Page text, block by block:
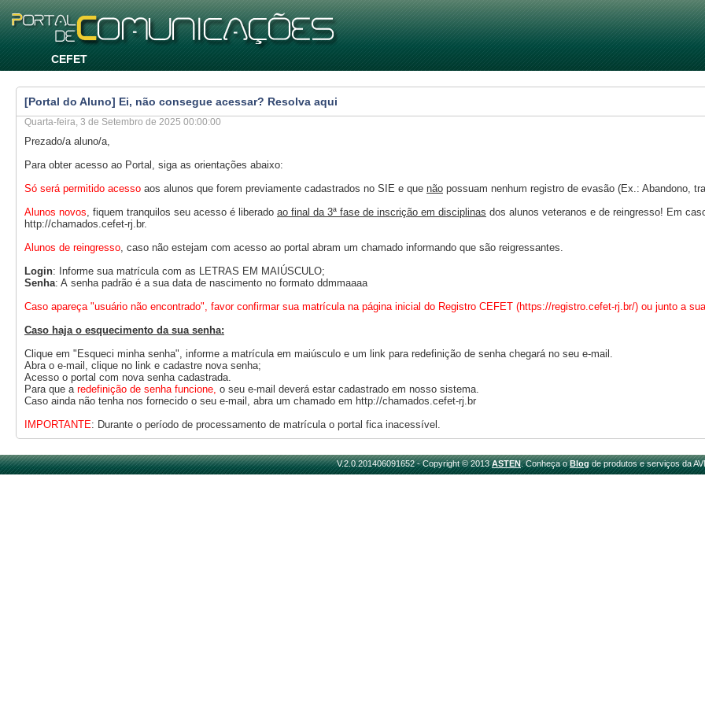
CEFET
[Portal do Aluno] Ei, não consegue acessar? Resolva aqui
Quarta-feira, 3 de Setembro de 2025 00:00:00
Prezado/a aluno/a,
Para obter acesso ao Portal, siga as orientações abaixo:
Só será permitido acesso aos alunos que forem previamente cadastrados no SIE e que não possuam nenhum registro de evasão (Ex.: Abandono,
Alunos novos, fiquem tranquilos seu acesso é liberado ao final da 3ª fase de inscrição em disciplinas dos alunos veteranos e de reingresso! Em
http://chamados.cefet-rj.br.
Alunos de reingresso, caso não estejam com acesso ao portal abram um chamado informando que são reigressantes.
Login: Informe sua matrícula com as LETRAS EM MAIÚSCULO;
Senha: A senha padrão é a sua data de nascimento no formato ddmmaaaa
Caso apareça "usuário não encontrado", favor confirmar sua matrícula na página inicial do Registro CEFET (https://registro.cefet-rj.br/) ou junto a
Caso haja o esquecimento da sua senha:
Clique em "Esqueci minha senha", informe a matrícula em maiúsculo e um link para redefinição de senha chegará no seu e-mail.
Abra o e-mail, clique no link e cadastre nova senha;
Acesso o portal com nova senha cadastrada.
Para que a redefinição de senha funcione, o seu e-mail deverá estar cadastrado em nosso sistema.
Caso ainda não tenha nos fornecido o seu e-mail, abra um chamado em http://chamados.cefet-rj.br
IMPORTANTE: Durante o período de processamento de matrícula o portal fica inacessível.
V.2.0.201406091652 - Copyright © 2013ASTEN. Conheça oBlogde produtos e serviços da